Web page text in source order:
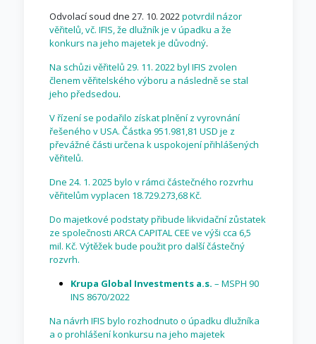
Odvolací soud dne 27. 10. 2022potvrdil názor
věřitelů, vč. IFIS, že dlužník je v úpadku a že
konkurs na jeho majetek je důvodný.
Na schůzi věřitelů 29. 11. 2022 byl IFIS zvolen
členem věřitelského výboru a následně se stal
jeho předsedou.
V řízení se podařilo získat plnění z vyrovnání
řešeného v USA. Částka 951.981,81 USD je z
převážné části určena k uspokojení přihlášených
věřitelů.
Dne 24. 1. 2025 bylo v rámci částečného rozvrhu
věřitelům vyplacen 18.729.273,68 Kč.
Do majetkové podstaty přibude likvidační zůstatek
ze společnosti ARCA CAPITAL CEE ve výši cca 6,5
mil. Kč. Výtěžek bude použit pro další částečný
rozvrh.
Krupa Global Investments a.s. – MSPH 90
INS 8670/2022
Na návrh IFIS bylo rozhodnuto o úpadku dlužníka
a o prohlášení konkursu na jeho majetek